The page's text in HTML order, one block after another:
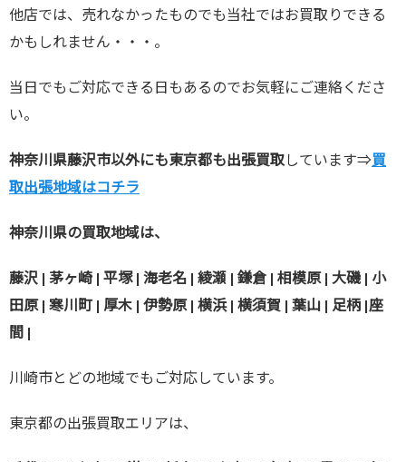
他店では、売れなかったものでも当社ではお買取りできる
かもしれません・・・。
当日でもご対応できる日もあるのでお気軽にご連絡くださ
い。
神奈川県藤沢市以外にも東京都も出張買取しています⇒買
取出張地域はコチラ
神奈川県の買取地域は、
藤沢 | 茅ヶ崎 | 平塚 | 海老名 | 綾瀬 | 鎌倉 | 相模原 | 大磯 | 小
田原 | 寒川町 | 厚木 | 伊勢原 | 横浜 | 横須賀 | 葉山 | 足柄 |座
間 |
川崎市とどの地域でもご対応しています。
東京都の出張買取エリアは、